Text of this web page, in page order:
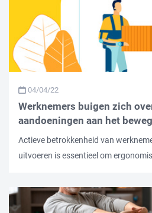
04/04/22
Werknemers buigen zich
aandoeningen aan het
Actieve betrokkenheid van
uitvoeren is essentieel om